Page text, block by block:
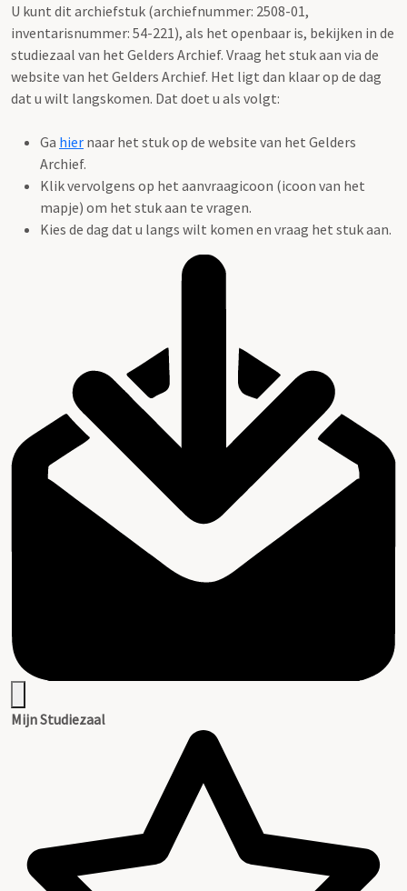
U kunt dit archiefstuk (archiefnummer: 2508-01,
inventarisnummer: 54-221), als het openbaar is, bekijken in de
studiezaal van het Gelders Archief. Vraag het stuk aan via de
website van het Gelders Archief. Het ligt dan klaar op de dag
dat u wilt langskomen. Dat doet u als volgt:
Ga hier naar het stuk op de website van het Gelders
Archief.
Klik vervolgens op het aanvraagicoon (icoon van het
mapje) om het stuk aan te vragen.
Kies de dag dat u langs wilt komen en vraag het stuk aan.
Mijn Studiezaal